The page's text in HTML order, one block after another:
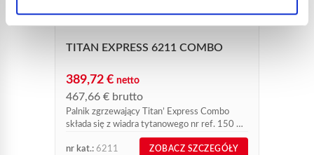
TITAN EXPRESS 6211 COMBO
389,72 € netto
467,66 € brutto
Palnik zgrzewający Titan’ Express Combo
składa się z wiadra tytanowego nr ref. 150 T
+ wiadra tytanowego 50 T, szyjki L600 +
szyjki L200, dwumateriałowego...
nr kat.: 6211 ZOBACZ SZCZEGÓŁY